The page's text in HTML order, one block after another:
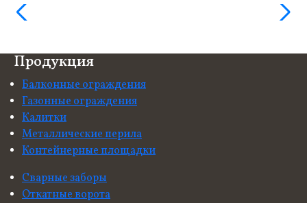
Продукция
Балконные ограждения
Газонные ограждения
Калитки
Металлические перила
Контейнерные площадки
Сварные заборы
Откатные ворота